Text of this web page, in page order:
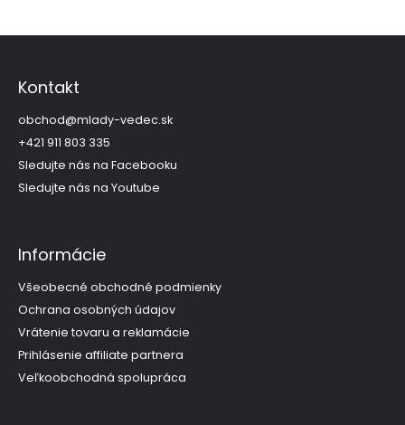
Kontakt
obchod@mlady-vedec.sk
+421 911 803 335
Sledujte nás na Facebooku
Sledujte nás na Youtube
Informácie
Všeobecné obchodné podmienky
Ochrana osobných údajov
Vrátenie tovaru a reklamácie
Prihlásenie affiliate partnera
Veľkoobchodná spolupráca